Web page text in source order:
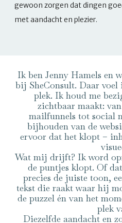
gewoon zorgen dat dingen
met aandacht en plezier.
Ik ben Jenny Hamels en
bij SheConsult. Daar
plek. Ik houd me
zichtbaar maakt:
mailfunnels tot social
bijhouden van de
ervoor dat het klopt –
Wat mij drijft? Ik word
de puntjes klopt. Of
precies de juiste toon,
tekst die raakt waar hij
de puzzel én van het
plek
Diezelfde aandacht en